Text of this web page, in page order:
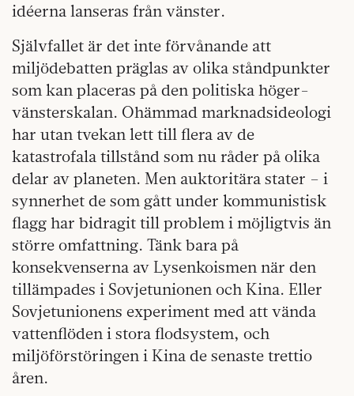
idéerna lanseras från vänster.
Självfallet är det inte förvånande att
miljödebatten präglas av olika ståndpunkter
som kan placeras på den politiska höger-
vänsterskalan. Ohämmad marknadsideologi
har utan tvekan lett till flera av de
katastrofala tillstånd som nu råder på olika
delar av planeten. Men auktoritära stater – i
synnerhet de som gått under kommunistisk
flagg har bidragit till problem i möjligtvis än
större omfattning. Tänk bara på
konsekvenserna av Lysenkoismen när den
tillämpades i Sovjetunionen och Kina. Eller
Sovjetunionens experiment med att vända
vattenflöden i stora flodsystem, och
miljöförstöringen i Kina de senaste trettio
åren.